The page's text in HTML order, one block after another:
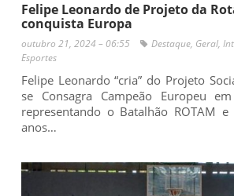
Felipe Leonardo de Projeto da
conquista Europa
outubro 21, 2024 – 06:55 Destaque, Geral,
Esportes
Felipe Leonardo “cria” do Projeto
se Consagra Campeão Europeu
representando o Batalhão ROTAM
anos…